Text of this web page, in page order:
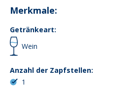
Merkmale:
Getränkeart:
Wein
Anzahl der Zapfstellen:
1